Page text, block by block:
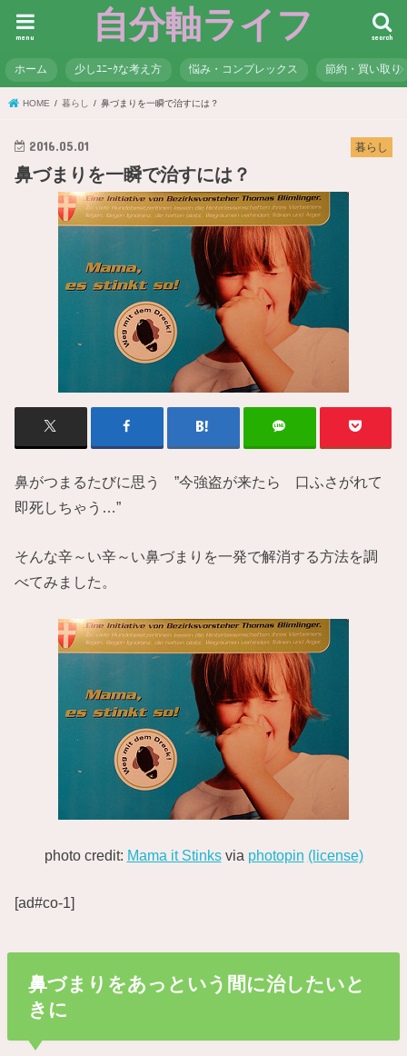
自分軸ライフ search
menu
ホーム 少しﾕﾆｰｸな考え方 悩み・コンプレックス 節約・買い取り
HOME 暮らし 鼻づまりを一瞬で治すには？
暮らし
2016.05.01
鼻づまりを一瞬で治すには？
鼻がつまるたびに思う ”今強盗が来たら 口ふさがれて
即死しちゃう…”
そんな辛～い辛～い鼻づまりを一発で解消する方法を調
べてみました。
photo credit: Mama it Stinksvia photopin (license)
[ad#co-1]
鼻づまりをあっという間に治したいと
きに